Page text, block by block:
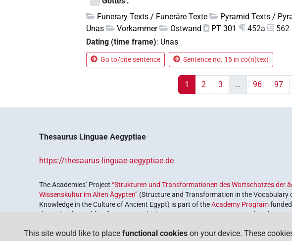
Funerary Texts / Funeräre Texte
Pyramid Texts /
Unas
Vorkammer Ostwand PT 301 452a
562
Dating (time frame): Unas
Go to/cite sentence Sentence no. 15 in co(n)text
1 2 3 … 96 97
Thesaurus Linguae Aegyptiae
https://thesaurus-linguae-aegyptiae.de
The Academies’ Project“Strukturen und Transformationen des Wortschatzes der
Wissenskultur im Alten Ägypten” (Structure and Transformation in the Vocabulary
Knowledge in the Culture of Ancient Egypt) is part of theAcademy Program
the Federal Republic of Germany, which serves to preserve, retrieve and explore
This site would like to place functional cookies on your device. These